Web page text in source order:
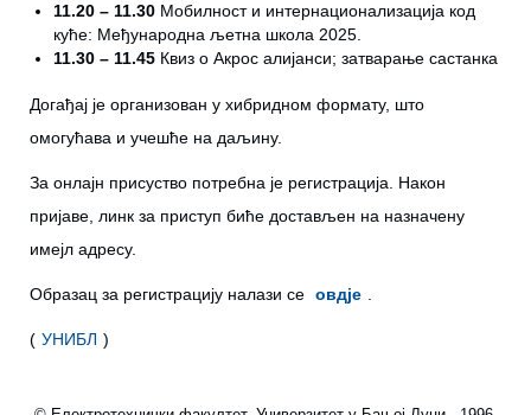
11.20 – 11.30 Мобилност и интернационализација код
куће: Међународна љетна школа 2025.
11.30 – 11.45 Квиз о Акрос алијанси; затварање састанка
Догађај је организован у хибридном формату, што
омогућава и учешће на даљину.
За онлајн присуство потребна је регистрација. Након
пријаве, линк за приступ биће достављен на назначену
имејл адресу.
Образац за регистрацију налази се овдје
( УНИБЛ )